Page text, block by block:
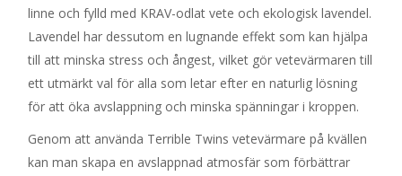
linne och fylld med KRAV-odlat vete och ekologisk lavendel.
Lavendel har dessutom en lugnande effekt som kan hjälpa
till att minska stress och ångest, vilket gör vetevärmaren till
ett utmärkt val för alla som letar efter en naturlig lösning
för att öka avslappning och minska spänningar i kroppen.
Genom att använda Terrible Twins vetevärmare på kvällen
kan man skapa en avslappnad atmosfär som förbättrar